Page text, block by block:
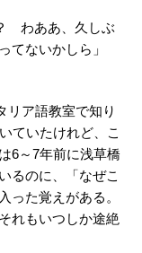
わああ、久しぶ
てないかしら」
リア語教室で知り
ていたけれど、こ
6～7年前に浅草橋
るのに、「なぜこ
た覚えがある。
れもいつしか途絶